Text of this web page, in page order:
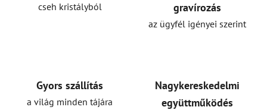
cseh kristályból
gravírozás
az ügyfél igényei szerint
Gyors szállítás
a világ minden tájára
Nagykereskedelmi
együttműködés